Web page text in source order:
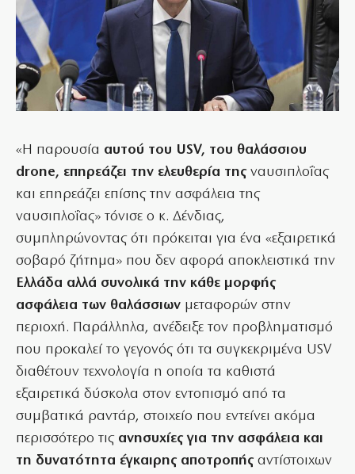
«Η παρουσία αυτού του USV, του θαλάσσιου
drone, επηρεάζει την ελευθερία της ναυσιπλοΐας
και επηρεάζει επίσης την ασφάλεια της
ναυσιπλοΐας» τόνισε ο κ. Δένδιας,
συμπληρώνοντας ότι πρόκειται για ένα «εξαιρετικά
σοβαρό ζήτημα» που δεν αφορά αποκλειστικά την
Ελλάδα αλλά συνολικά την κάθε μορφής
ασφάλεια των θαλάσσιων μεταφορών στην
περιοχή. Παράλληλα, ανέδειξε τον προβληματισμό
που προκαλεί το γεγονός ότι τα συγκεκριμένα USV
διαθέτουν τεχνολογία η οποία τα καθιστά
εξαιρετικά δύσκολα στον εντοπισμό από τα
συμβατικά ραντάρ, στοιχείο που εντείνει ακόμα
περισσότερο τιςανησυχίες για την ασφάλεια και
τη δυνατότητα έγκαιρης αποτροπής αντίστοιχων